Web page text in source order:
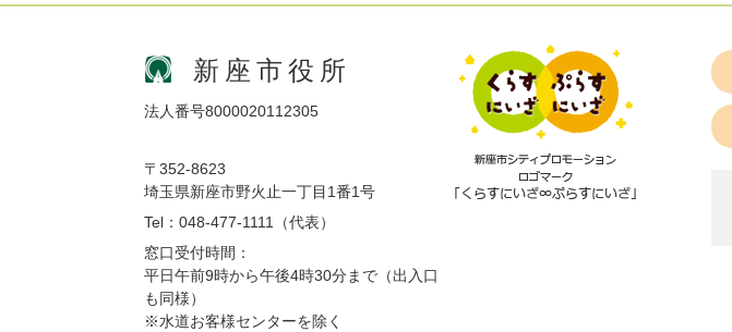
新座市役所
法人番号8000020112305
〒352-8623
埼玉県新座市野火止一丁目1番1号
Tel：048-477-1111（代表）
窓口受付時間：
平日午前9時から午後4時30分まで（出入口
も同様）
※水道お客様センターを除く